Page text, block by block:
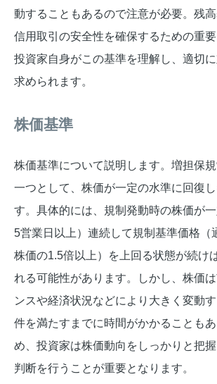
動することもあるので注意が必要。残高
信用取引の安全性を確保するための重要
投資家自身がこの基準を理解し、適切
求められます。
株価基準
株価基準について説明します。増担保
一つとして、株価が一定の水準に回復
す。具体的には、規制発動時の株価が
5営業日以上）連続して規制基準価格（
株価の1.5倍以上）を上回る状態が続け
れる可能性があります。しかし、株価
ンスや経済状況などにより大きく変動
件を満たすまでに時間がかかることも
め、投資家は株価動向をしっかりと把
判断を行うことが重要となります。